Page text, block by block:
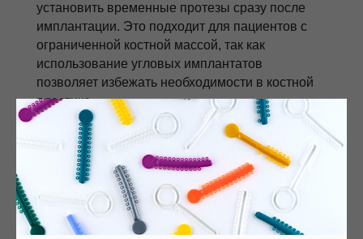
установить временные протезы сразу после
имплантации. Это подходит для пациентов с
ограниченной костной массой, так как
использование угловых имплантатов
позволяет избежать необходимости в костной
пластике.
Подробнее об "All-on-4"